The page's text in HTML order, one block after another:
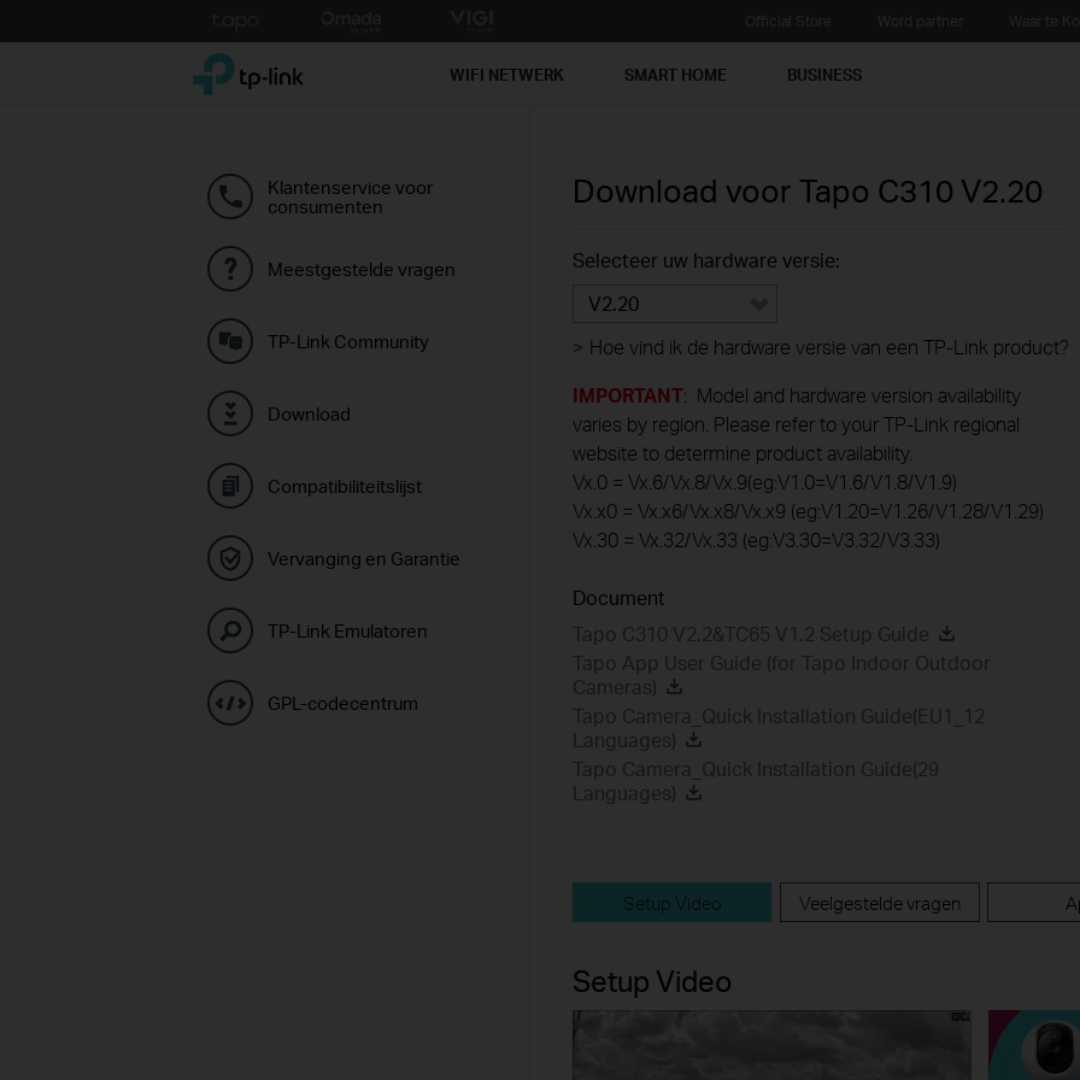
to
TP-Link, Reliably Smart WIFI NETWERK SMART HOME BUSINESS
Klantenservice voor
consumenten
Meestgestelde vragen
TP-Link Community
Download
Compatibiliteitslijst
Vervanging en Garantie
TP-Link Emulatoren
GPL-codecentrum
Download voor Tapo C310 V2.20
Selecteer uw hardware versie:
V2.20
> Hoe vind ik de hardware versie van een TP-Link product?
IMPORTANT: Model and hardware version availability
varies by region. Please refer to your TP-Link regional
website to determine product availability.
Vx.0 = Vx.6/Vx.8/Vx.9(eg:V1.0=V1.6/V1.8/V1.9)
Vx.x0 = Vx.x6/Vx.x8/Vx.x9 (eg:V1.20=V1.26/V1.28/V1.29)
Vx.30 = Vx.32/Vx.33 (eg:V3.30=V3.32/V3.33)
Document
Tapo C310 V2.2&TC65 V1.2 Setup Guide
Tapo App User Guide (for Tapo Indoor Outdoor
Cameras)
Tapo Camera_Quick Installation Guide(EU1_12
Languages)
Tapo Camera_Quick Installation Guide(29
Languages)
Setup Video Veelgestelde vragen
Setup Video